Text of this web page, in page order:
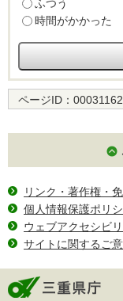
ふつう
時間がかかった
ページID：
リンク・著作権・
個人情報保護ポリ
ウェブアクセシビ
サイトに関するご